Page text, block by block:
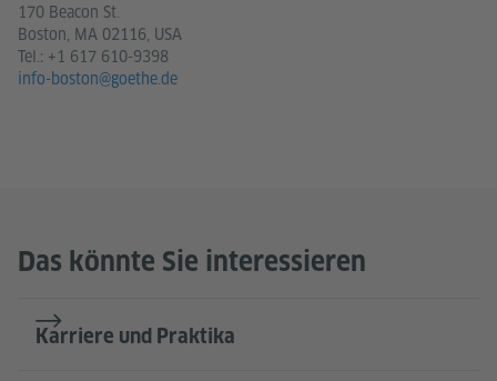
170 Beacon St.
Boston, MA 02116, USA
Tel.: +1 617 610-9398
info-boston@goethe.de
Das könnte Sie interessieren
Karriere und Praktika